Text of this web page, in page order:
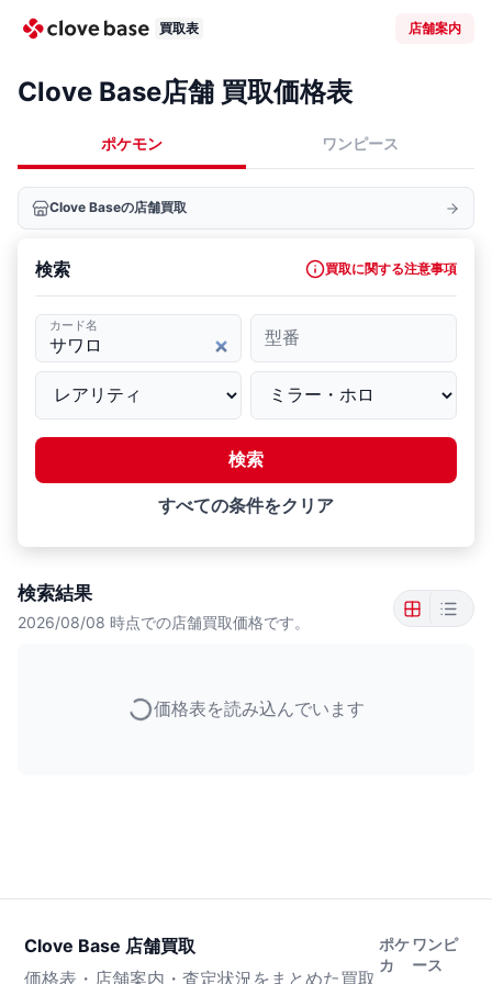
買取表 店舗案内
Clove Base店舗 買取価格表
ポケモン ワンピース
Clove Baseの店舗買取
検索 買取に関する注意事項
カード名
型番
検索
すべての条件をクリア
検索結果
2026/08/08 時点での店舗買取価格です。
価格表を読み込んでいます
Clove Base 店舗買取
価格表・店舗案内・査定状況をまとめた買取
ポケ
カ
ワンピ
ース